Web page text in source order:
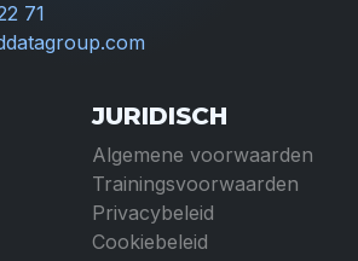
71
JURIDISCH
Algemene voorwaarden
Trainingsvoorwaarden
Privacybeleid
Cookiebeleid